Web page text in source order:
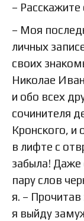
– Расскажите
– Моя
личных
своих
Николае
и обо всех
сочинителя
Кронского, и
в лифте с
забыла!
пару слов
я. – Прочитав
я выйду